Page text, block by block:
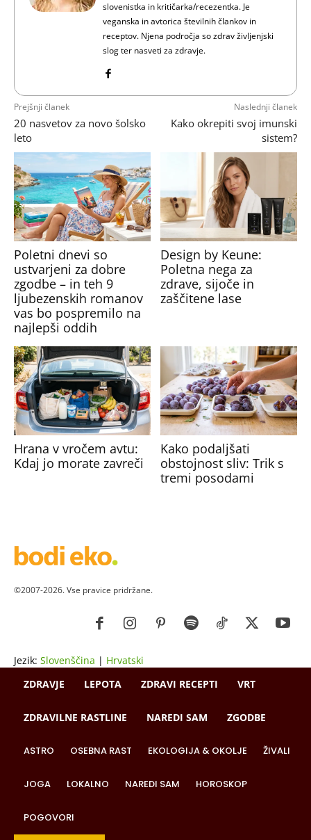
slovenistka in kritičarka/recezentka. Je
veganska in avtorica številnih člankov in
receptov. Njena področja so zdrav življenjski
slog ter nasveti za zdravje.
Prejšnji članek
20 nasvetov za novo šolsko
leto
Naslednji članek
Kako okrepiti svoj imunski
sistem?
Poletni dnevi so
ustvarjeni za dobre
zgodbe – in teh 9
ljubezenskih romanov
vas bo pospremilo na
najlepši oddih
Design by Keune:
Poletna nega za
zdrave, sijoče in
zaščitene lase
Hrana v vročem avtu:
Kdaj jo morate zavreči
Kako podaljšati
obstojnost sliv: Trik s
tremi posodami
©2007-2026. Vse pravice pridržane.
Jezik: Slovenščina | Hrvatski
ZDRAVJE
LEPOTA ZDRAVI RECEPTI VRT
ZDRAVILNE RASTLINE NAREDI SAM ZGODBE
ASTRO OSEBNA RAST EKOLOGIJA & OKOLJE ŽIVALI
JOGA LOKALNO NAREDI SAM HOROSKOP
POGOVORI